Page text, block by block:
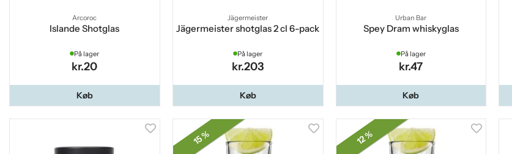
Arcoroc
Islande Shotglas
På lager
kr.20
Køb
Jägermeister
Jägermeister shotglas 2 cl 6-pack
På lager
kr.203
Køb
Urban Bar
Spey Dram whiskyglas
På lager
kr.47
Køb
15 % 12 %